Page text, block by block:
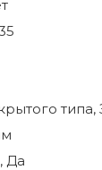
типа,
Да